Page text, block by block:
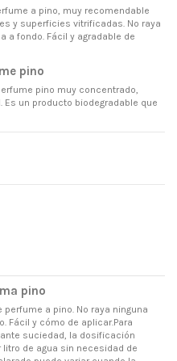
a pino, muy recomendable
y superficies vitrificadas. No raya
a fondo. Fácil y agradable de
pino
pino muy concentrado,
un producto biodegradable que
pino
a pino. No raya ninguna
Fácil y cómo de aplicar.Para
suciedad, la dosificación
de agua sin necesidad de